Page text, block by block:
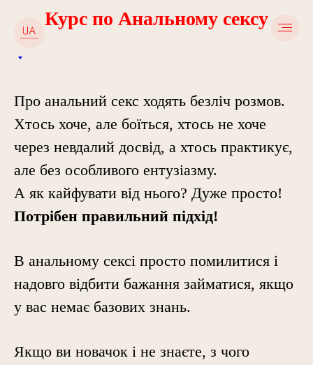
Курс по Анальному сексу
Про анальний секс ходять безліч розмов.
Хтось хоче, але боїться, хтось не хоче
через невдалий досвід, а хтось практикує,
але без особливого ентузіазму.
А як кайфувати від нього? Дуже просто!
Потрібен правильний підхід!
В анальному сексі просто помилитися і
надовго відбити бажання займатися, якщо
у вас немає базових знань.
Якщо ви новачок і не знаєте, з чого